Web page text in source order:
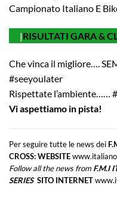
Campionato Italiano E
|RISULTATI GARA &
Che vinca il migliore….
#seeyoulater
Rispettate l’ambiente……
Vi aspettiamo in pista!
Per seguire tutte le news dei
CROSS:WEBSITE
Follow all the news from F.M.I
SERIES SITO INTERNET